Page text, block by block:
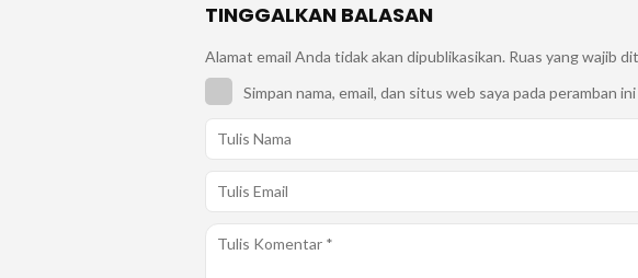
TINGGALKAN BALASAN
Alamat email Anda tidak akan dipublikasikan. Ruas yang wajib
Simpan nama, email, dan situs web saya pada peramban